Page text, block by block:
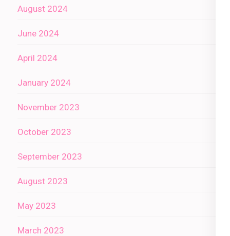
August 2024
June 2024
April 2024
January 2024
November 2023
October 2023
September 2023
August 2023
May 2023
March 2023